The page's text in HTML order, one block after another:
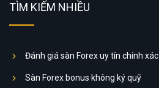
TÌM KIẾM NHIỀU
Đánh giá sàn Forex uy tín chính xác
Sàn Forex bonus không ký quỹ